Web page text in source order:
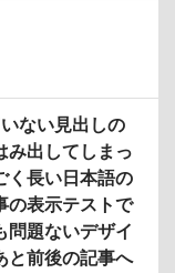
ない見出しの
み出してしまっ
く長い日本語の
の表示テストで
問題ないデザイ
と前後の記事へ